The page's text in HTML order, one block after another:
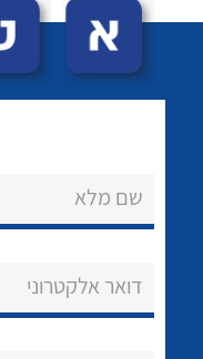
שם מלא
דואר אלקטרוני